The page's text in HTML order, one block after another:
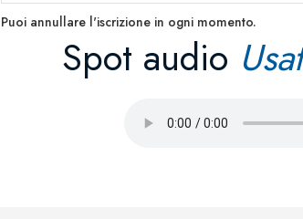
Puoi annullare l'iscrizione in ogni momento.
Spot audio